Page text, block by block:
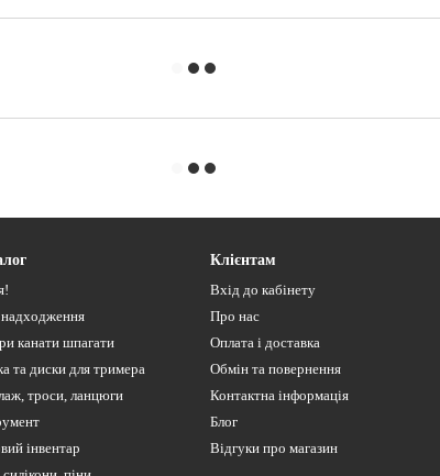
канати шпагати
та диски для тримера
троси, ланцюги
інвентар
Клієнтам
Вхід до кабінету
Про нас
Оплата і доставка
Обмін та повернення
Контактна інформація
Блог
Відгуки про магазин